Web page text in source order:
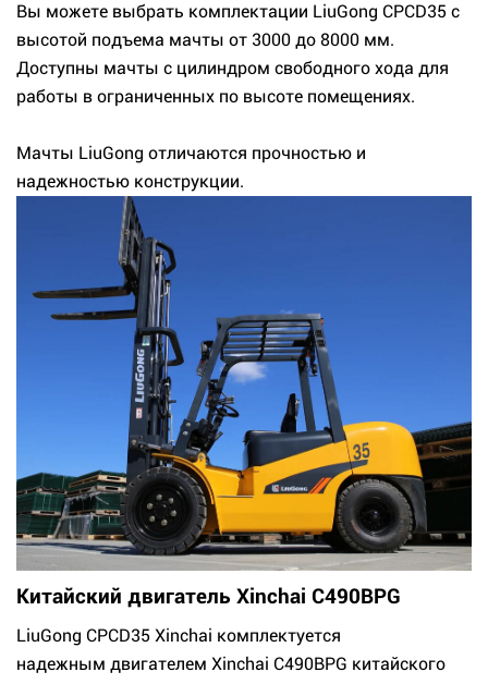
Вы можете выбрать комплектации LiuGong CPCD35 с
высотой подъема мачты от 3000 до 8000 мм.
Доступны мачты с цилиндром свободного хода для
работы в ограниченных по высоте помещениях.
Мачты LiuGong отличаются прочностью и
надежностью конструкции.
Китайский двигатель Xinchai C490BPG
LiuGong CPCD35 Xinchai комплектуется
надежным двигателем Xinchai C490BPG китайского